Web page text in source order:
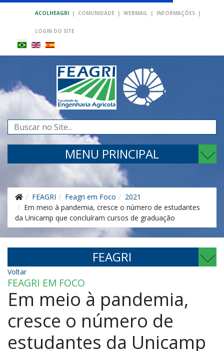
ACOLHEAGRI | COMUNIDADE | WEBMAIL | INFORMAÇÕES |
LOGIN DO SITE
Pesquisar...
MENU PRINCIPAL
FEAGRI Feagri em Foco
2021
Em meio à pandemia, cresce o número de estudantes
da Unicamp que concluíram cursos de graduação
FEAGRI
Voltar
FEAGRI EM FOCO
Em meio à pandemia,
cresce o número de
estudantes da Unicamp